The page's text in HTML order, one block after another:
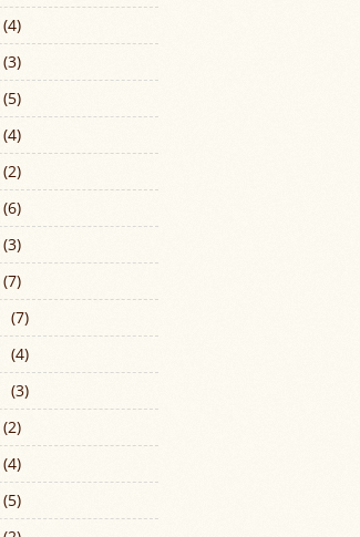
(4)
(3)
(5)
(4)
(2)
(6)
(3)
(7)
(7)
(4)
(3)
(2)
(4)
(5)